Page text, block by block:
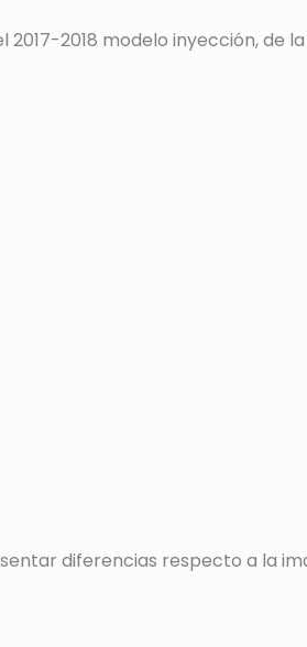
2018 modelo inyección, de la
diferencias respecto a la